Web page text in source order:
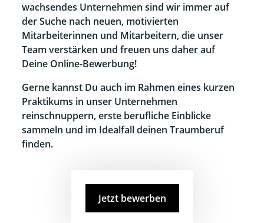
wachsendes Unternehmen sind wir immer auf
der Suche nach neuen, motivierten
Mitarbeiterinnen und Mitarbeitern, die unser
Team verstärken und freuen uns daher auf
Deine Online-Bewerbung!
Gerne kannst Du auch im Rahmen eines kurzen
Praktikums in unser Unternehmen
reinschnuppern, erste berufliche Einblicke
sammeln und im Idealfall deinen Traumberuf
finden.
Jetzt bewerben